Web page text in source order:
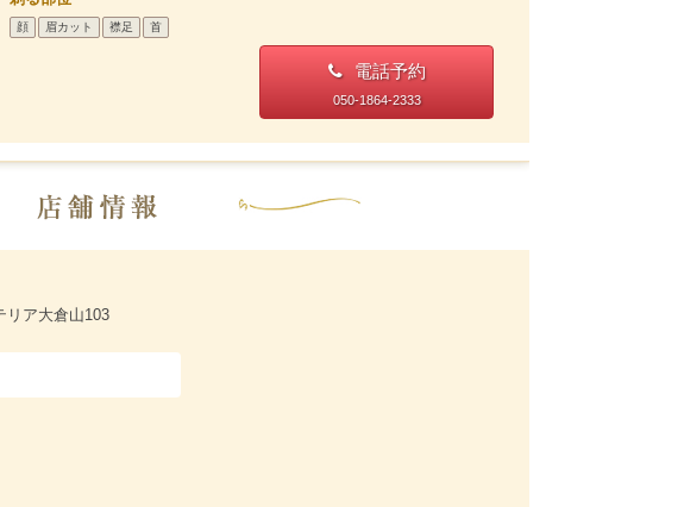
顔 眉カット 襟足 首
電話予約
050-1864-2333
リア大倉山103